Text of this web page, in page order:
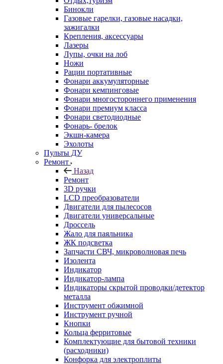
Бинокли
Газовые гарелки, газовые насадки,
зажигалки
Крепления, аксессуары
Лазеры
Лупы, очки на лоб
Ножи
Рации портативные
Фонари аккумуляторные
Фонари кемпинговые
Фонари многостороннего применения
Фонари премиум класса
Фонари светодиодные
Фонарь- брелок
Экшн-камера
Эхолоты
Пульты ДУ
Ремонт
Назад
Ремонт
3D ручки
LCD преобразователи
Двигатели для пылесосов
Двигатели универсальные
Дроссель
Жало для паяльника
ЖК подсветка
Запчасти СВЧ, микроволновая печь
Изолента
Индикатор
Индикатор-лампа
Индикаторы скрытой проводки/детектор
металла
Инструмент обжимной
Инструмент ручной
Кнопки
Кольца ферритовые
Комплектующие для бытовой техники
(расходники)
Конфорка для электроплиты